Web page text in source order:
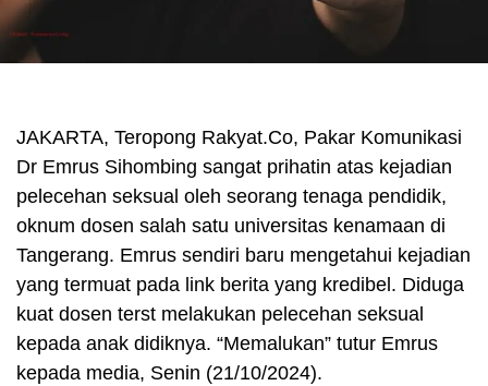
JAKARTA, Teropong Rakyat.Co, Pakar Komunikasi
Dr Emrus Sihombing sangat prihatin atas kejadian
pelecehan seksual oleh seorang tenaga pendidik,
oknum dosen salah satu universitas kenamaan di
Tangerang. Emrus sendiri baru mengetahui kejadian
yang termuat pada link berita yang kredibel. Diduga
kuat dosen terst melakukan pelecehan seksual
kepada anak didiknya. “Memalukan” tutur Emrus
kepada media, Senin (21/10/2024).